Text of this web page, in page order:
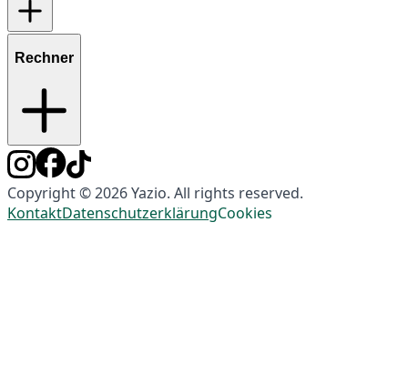
Rechner
Copyright © 2026 Yazio. All rights reserved.
KontaktDatenschutzerklärungCookies